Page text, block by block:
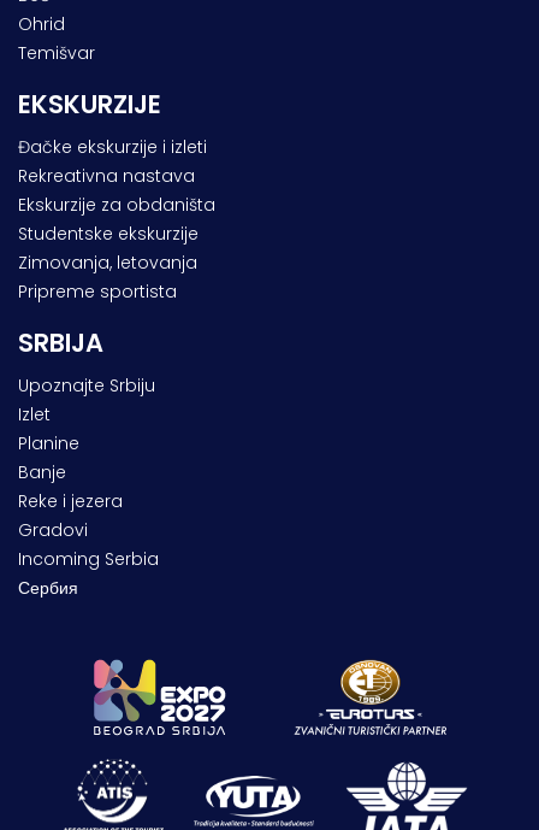
Ohrid
Temišvar
EKSKURZIJE
Đačke ekskurzije i izleti
Rekreativna nastava
Ekskurzije za obdaništa
Studentske ekskurzije
Zimovanja, letovanja
Pripreme sportista
SRBIJA
Upoznajte Srbiju
Izlet
Planine
Banje
Reke i jezera
Gradovi
Incoming Serbia
Сербия